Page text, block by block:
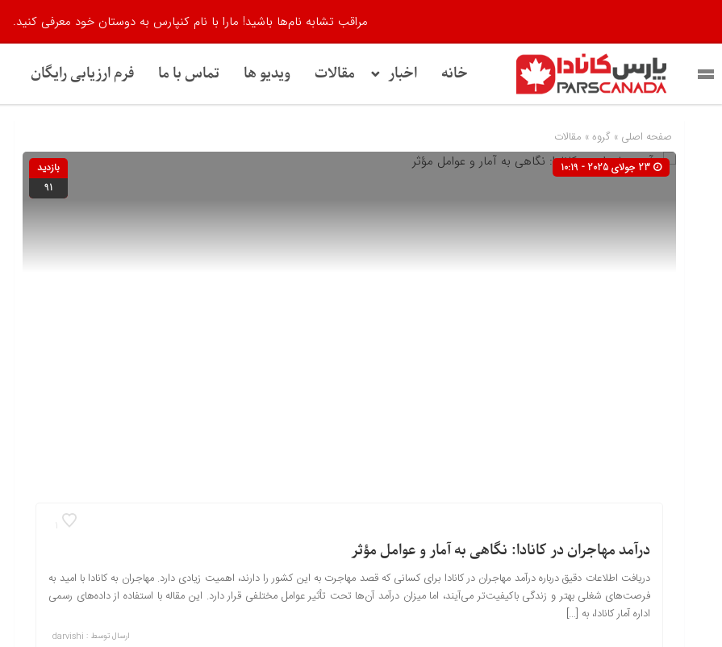
خانه اخبار مقالات ویدیو ها تماس با ما فرم ارزیابی رایگان
صفحه اصلی » گروه » مقالات
بازدید
91
1
درآمد مهاجران در کانادا: نگاهی به آمار و عوامل مؤثر
دریافت اطلاعات دقیق درباره درآمد مهاجران در کانادا برای کسانی که قصد مهاجرت به این کشور را دارند، اهمیت زیادی دارد. مهاجران به کانادا با امید به
فرصت‌های شغلی بهتر و زندگی باکیفیت‌تر می‌آیند، اما میزان درآمد آن‌ها تحت تأثیر عوامل مختلفی قرار دارد. این مقاله با استفاده از داده‌های رسمی
اداره آمار کانادا، به […]
ارسال توسط : darvishi
مراقب تشابه نام‌ها باشید! مارا با نام کنپارس به دوستان خود معرفی کنید.